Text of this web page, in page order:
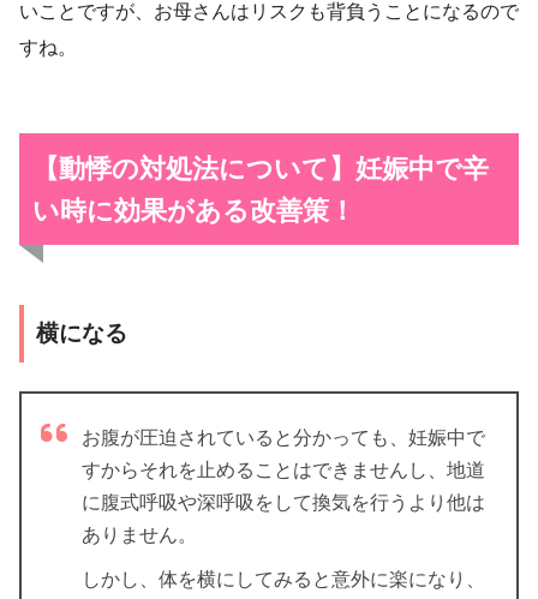
いことですが、お母さんはリスクも背負うことになるので
すね。
【動悸の対処法について】妊娠中で辛
い時に効果がある改善策！
横になる
お腹が圧迫されていると分かっても、妊娠中で
すからそれを止めることはできませんし、地道
に腹式呼吸や深呼吸をして換気を行うより他は
ありません。
しかし、体を横にしてみると意外に楽になり、